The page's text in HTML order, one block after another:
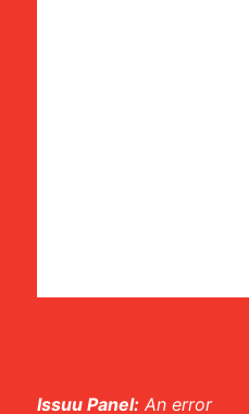
Issuu Panel: An error